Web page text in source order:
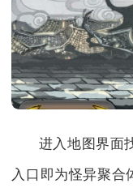
进入地图界面
入口即为怪异聚合